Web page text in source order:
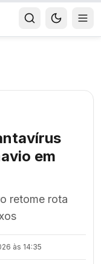
em
retome rota
às 14:35